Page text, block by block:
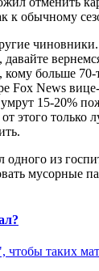
к обычному
чиновники.
давайте
больше 70-
Fox News
15-20%
этого только
одного из
мусорные
таких